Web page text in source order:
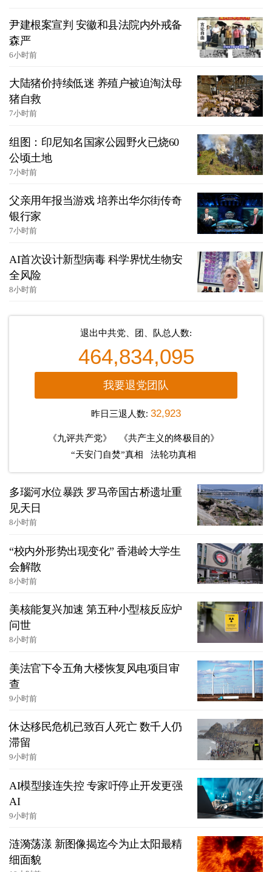
尹建根案宣判 安徽和县法院内外戒备
森严
6小时前
大陆猪价持续低迷 养殖户被迫淘汰母
猪自救
7小时前
组图：印尼知名国家公园野火已烧60
公顷土地
7小时前
父亲用年报当游戏 培养出华尔街传奇
银行家
7小时前
AI首次设计新型病毒 科学界忧生物安
全风险
8小时前
退出中共党、团、队总人数:
464,834,095
我要退党团队
昨日三退人数: 32,923
《九评共产党》
《共产主义的终极目的》
“天安门自焚”真相
法轮功真相
多瑙河水位暴跌 罗马帝国古桥遗址重
见天日
8小时前
“校内外形势出现变化” 香港岭大学生
会解散
8小时前
美核能复兴加速 第五种小型核反应炉
问世
8小时前
美法官下令五角大楼恢复风电项目审
查
9小时前
休达移民危机已致百人死亡 数千人仍
滞留
9小时前
AI模型接连失控 专家吁停止开发更强
AI
9小时前
涟漪荡漾 新图像揭迄今为止太阳最精
细面貌